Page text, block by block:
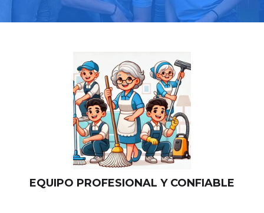
⭐⭐⭐⭐⭐
EQUIPO PROFESIONAL Y CONFIABLE